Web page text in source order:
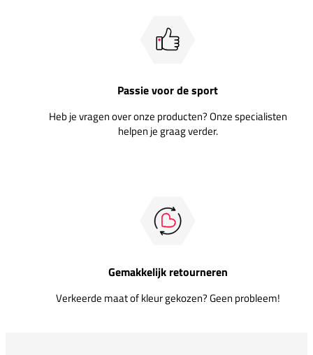
Passie voor de sport
Heb je vragen over onze producten? Onze specialisten
helpen je graag verder.
Gemakkelijk retourneren
Verkeerde maat of kleur gekozen? Geen probleem!